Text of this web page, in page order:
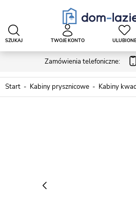
Zamówienia telefoniczne:
SZUKAJ TWOJE KONTO ULUBIONE
Start Kabiny prysznicowe Kabiny